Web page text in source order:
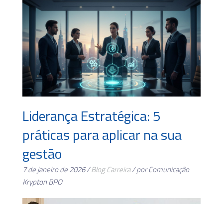
Liderança Estratégica: 5
práticas para aplicar na sua
gestão
7 de janeiro de 2026 /Blog Carreira/ por Comunicação
Krypton BPO